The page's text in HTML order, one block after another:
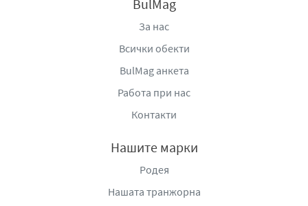
BulMag
За нас
Всички обекти
BulMag анкета
Работа при нас
Контакти
Нашите марки
Родея
Нашата транжорна